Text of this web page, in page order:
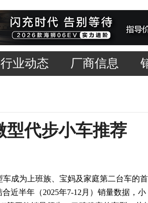
行业动态 厂商信息
型代步小车推荐
成为上班族、宝妈及家庭第二台车的首
近半年（2025年7-12月）销量数据，小